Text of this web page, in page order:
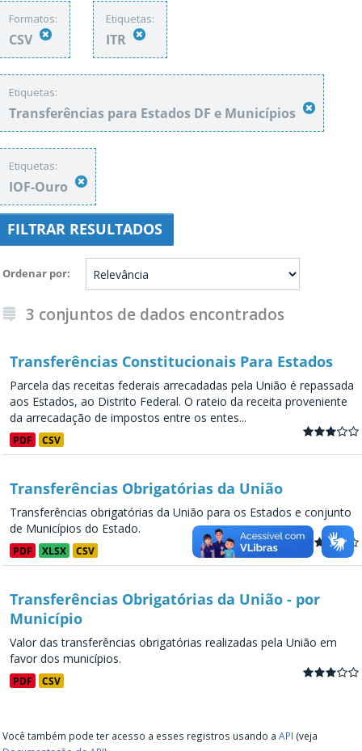
Formatos:
CSV
Etiquetas:
ITR
Etiquetas:
Transferências para Estados DF e Municípios
Etiquetas:
IOF-Ouro
FILTRAR RESULTADOS
Ordenar por
3 conjuntos de dados encontrados
Transferências Constitucionais Para Estados
Parcela das receitas federais arrecadadas pela União é repassada
aos Estados, ao Distrito Federal. O rateio da receita proveniente
da arrecadação de impostos entre os entes...
PDF CSV
Transferências Obrigatórias da União
Transferências obrigatórias da União para os Estados e conjunto
de Municípios do Estado.
PDF XLSX CSV
Transferências Obrigatórias da União - por
Município
Valor das transferências obrigatórias realizadas pela União em
favor dos municípios.
PDF CSV
Você também pode ter acesso a esses registros usando a API (veja